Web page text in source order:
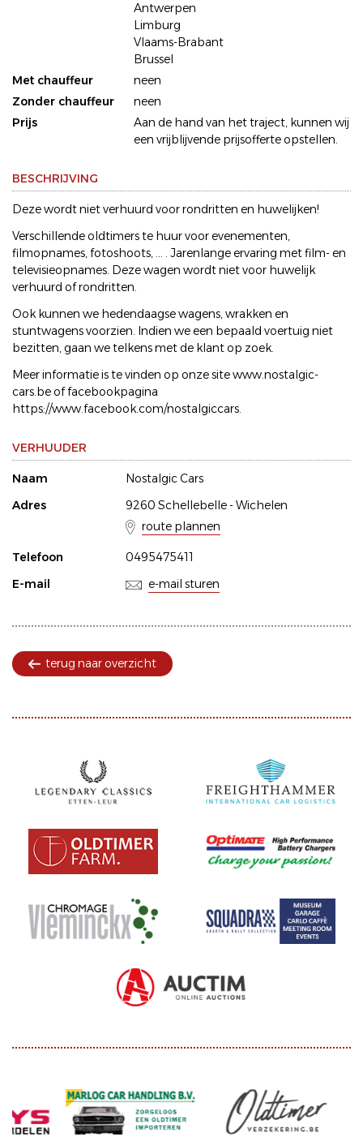
Antwerpen
Limburg
Vlaams-Brabant
Brussel
Met chauffeur
neen
Zonder chauffeur
neen
Prijs
Aan de hand van het traject, kunnen wij
een vrijblijvende prijsofferte opstellen.
BESCHRIJVING
Deze wordt niet verhuurd voor rondritten en huwelijken!
Verschillende oldtimers te huur voor evenementen,
filmopnames, fotoshoots, ... . Jarenlange ervaring met film- en
televisieopnames. Deze wagen wordt niet voor huwelijk
verhuurd of rondritten.
Ook kunnen we hedendaagse wagens, wrakken en
stuntwagens voorzien. Indien we een bepaald voertuig niet
bezitten, gaan we telkens met de klant op zoek.
Meer informatie is te vinden op onze site www.nostalgic-
cars.be of facebookpagina
https://www.facebook.com/nostalgiccars.
VERHUUDER
Naam
Nostalgic Cars
Adres
9260 Schellebelle - Wichelen
route plannen
Telefoon
0495475411
E-mail
e-mail sturen
terug naar overzicht